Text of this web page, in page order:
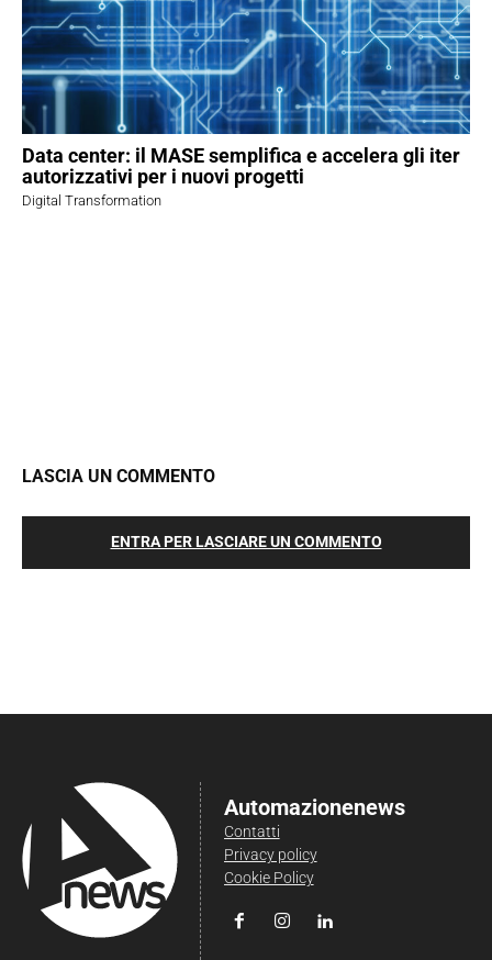
Data center: il MASE semplifica e accelera gli iter
autorizzativi per i nuovi progetti
Digital Transformation
LASCIA UN COMMENTO
ENTRA PER LASCIARE UN COMMENTO
Automazionenews
Contatti
Privacy policy
Cookie Policy